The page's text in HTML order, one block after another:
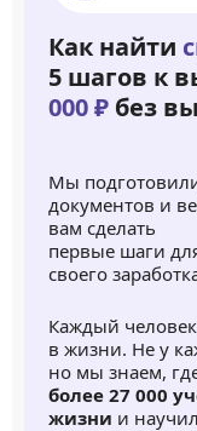
Как найти
5 шагов к
000 ₽ без
Мы
документов и
вам сделать
первые шаги
своего
Каждый
в жизни. Не у
но мы знаем,
более 27 000
жизни и